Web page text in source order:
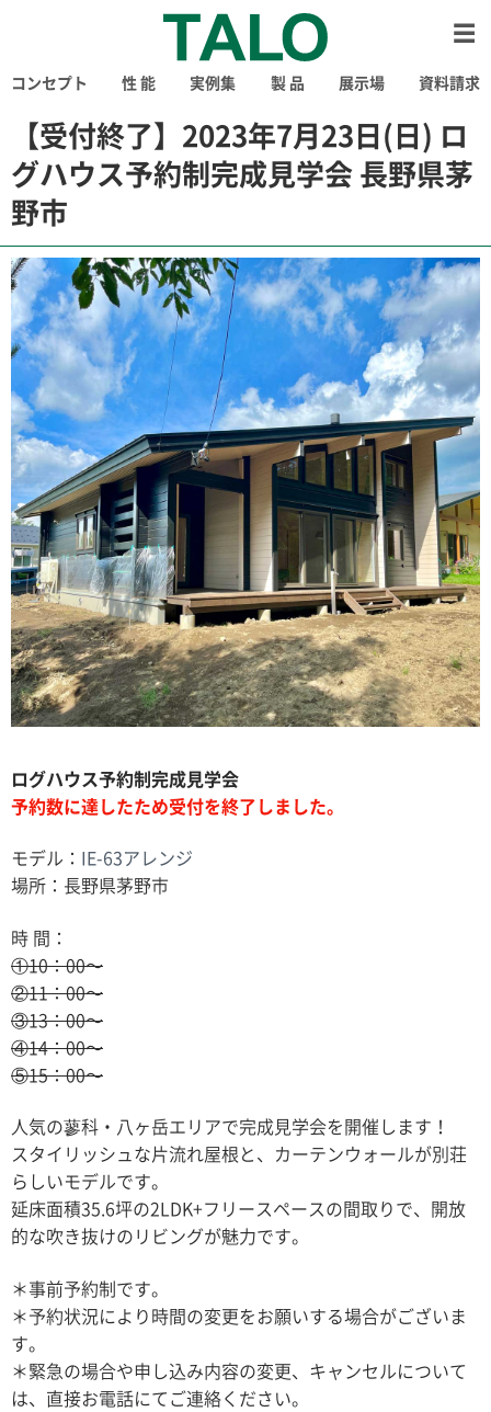
コンセプト 性 能 実例集 製 品 展示場 資料請求
【受付終了】2023年7月23日(日) ロ
グハウス予約制完成見学会 長野県茅
野市
ログハウス予約制完成見学会
予約数に達したため受付を終了しました。
モデル： IE-63アレンジ
場所：長野県茅野市
時 間：
①10：00〜
②11：00〜
③13：00〜
④14：00〜
⑤15：00〜
人気の蓼科・八ヶ岳エリアで完成見学会を開催します！
スタイリッシュな片流れ屋根と、カーテンウォールが別荘
らしいモデルです。
延床面積35.6坪の2LDK+フリースペースの間取りで、開放
的な吹き抜けのリビングが魅力です。
＊事前予約制です。
＊予約状況により時間の変更をお願いする場合がございま
す。
＊緊急の場合や申し込み内容の変更、キャンセルについて
は、直接お電話にてご連絡ください。